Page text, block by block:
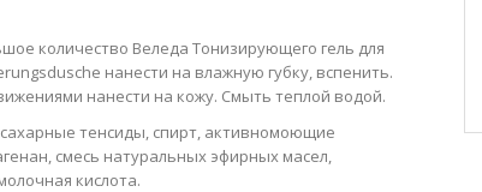
количество Веледа Тонизирующего гель для
нанести на влажную губку, вспенить.
нанести на кожу. Смыть теплой водой.
тенсиды, спирт, активномоющие
смесь натуральных эфирных масел,
кислота.